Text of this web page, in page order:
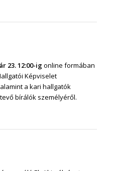
23. 12:00-igonline formában
Képviselet
a kari hallgatók
bírálók személyéről.